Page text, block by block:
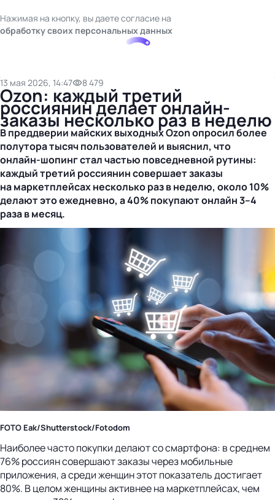
Нажимая на кнопку, вы даете согласие на
обработку своих персональных данных
13 мая 2026, 14:47 8 479
Ozon: каждый третий
россиянин делает онлайн-
заказы несколько раз в неделю
В преддверии майских выходных Ozon опросил более
полутора тысяч пользователей и выяснил, что
онлайн‑шопинг стал частью повседневной рутины:
каждый третий россиянин совершает заказы
на маркетплейсах несколько раз в неделю, около 10%
делают это ежедневно, а 40% покупают онлайн 3–4
раза в месяц.
FOTO Eak/Shutterstock/Fotodom
Наиболее часто покупки делают со смартфона: в среднем
76% россиян совершают заказы через мобильные
приложения, а среди женщин этот показатель достигает
80%. В целом женщины активнее на маркетплейсах, чем